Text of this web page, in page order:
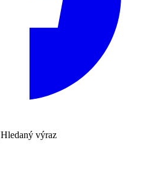
Hledaný výraz